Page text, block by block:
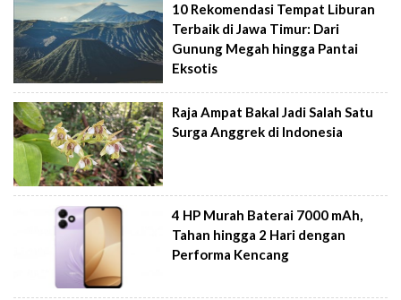
10 Rekomendasi Tempat Liburan
Terbaik di Jawa Timur: Dari
Gunung Megah hingga Pantai
Eksotis
Raja Ampat Bakal Jadi Salah Satu
Surga Anggrek di Indonesia
4 HP Murah Baterai 7000 mAh,
Tahan hingga 2 Hari dengan
Performa Kencang